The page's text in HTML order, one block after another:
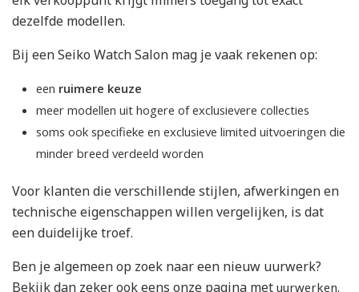
dezelfde modellen.
Bij een Seiko Watch Salon mag je vaak rekenen op:
een ruimere keuze
meer modellen uit hogere of exclusievere collecties
soms ook specifieke en exclusieve limited uitvoeringen die
minder breed verdeeld worden
Voor klanten die verschillende stijlen, afwerkingen en
technische eigenschappen willen vergelijken, is dat
een duidelijke troef.
Ben je algemeen op zoek naar een nieuw uurwerk?
Bekijk dan zeker ook eens onze pagina met uurwerken.